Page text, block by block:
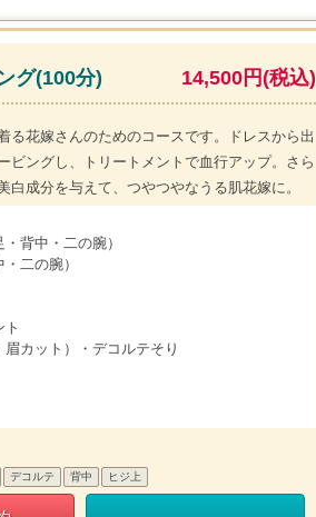
グ(100分) 14,500円(税込)
る花嫁さんのためのコースです。ドレスから出
ビングし、トリートメントで血行アップ。さら
白成分を与えて、つやつやなうる肌花嫁に。
背中・二の腕）
二の腕）
カット）・デコルテそり
デコルテ 背中 ヒジ上